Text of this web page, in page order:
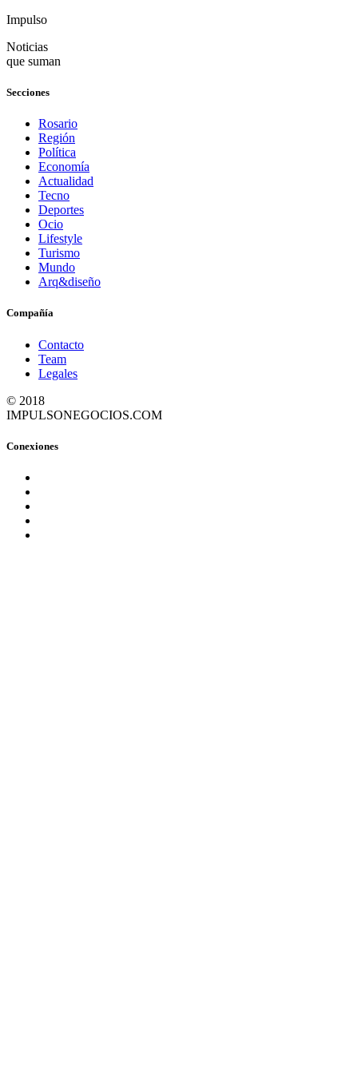
Impulso
Noticias
que suman
Secciones
Rosario
Región
Política
Economía
Actualidad
Tecno
Deportes
Ocio
Lifestyle
Turismo
Mundo
Arq&diseño
Compañía
Contacto
Team
Legales
© 2018
IMPULSONEGOCIOS.COM
Conexiones